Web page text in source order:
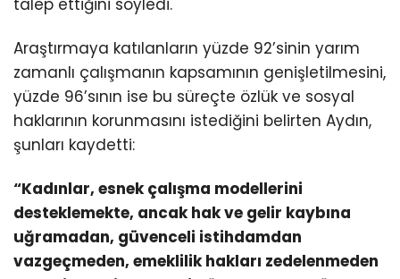
Araştırmaya katılanların yüzde 92’sinin yarım
zamanlı çalışmanın kapsamının genişletilmesini,
yüzde 96’sının ise bu süreçte özlük ve sosyal
haklarının korunmasını istediğini belirten Aydın,
şunları kaydetti:
“Kadınlar, esnek çalışma modellerini
desteklemekte, ancak hak ve gelir kaybına
uğramadan, güvenceli istihdamdan
vazgeçmeden, emeklilik hakları zedelenmeden